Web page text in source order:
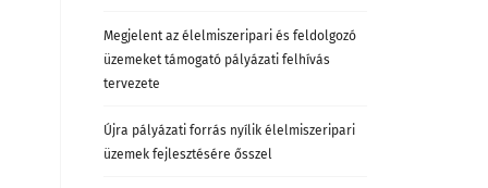
Megjelent az élelmiszeripari és feldolgozó
üzemeket támogató pályázati felhívás
tervezete
Újra pályázati forrás nyílik élelmiszeripari
üzemek fejlesztésére ősszel